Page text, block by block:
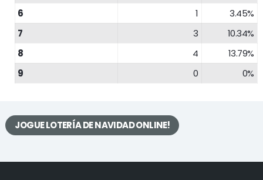
6
1
3.45%
7
3
10.34%
8
4
13.79%
9
0 0%
JOGUE LOTERÍA DE NAVIDAD ONLINE!